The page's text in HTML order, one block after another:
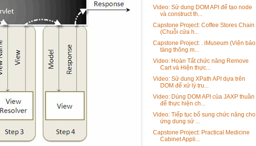
Video: Sử dung DOM API để tạo node
và construct th...
Capstone Project: Coffee Stores Chain
(Chuỗi cửa h...
Capstone Project: . iMuseum (Viện bảo
tàng thông m...
Video: Hoàn Tất chức năng Remove
Cart và Hiện thực...
Video: Sử dung XPath API dựa trên
DOM để xử lý tru...
Video: Dùng DOM API của JAXP thuần
để thực hiện ch...
Video: Tiếp tục bổ sung chức năng cho
ứng dung sử ...
Capstone Project: Practical Medicine
Cabinet Appli...